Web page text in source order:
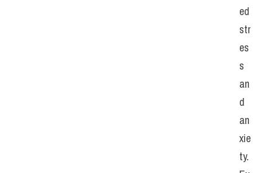
ed
str
es
s
an
d
an
xie
ty.